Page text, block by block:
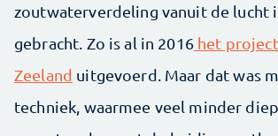
zoutwaterverdeling vanuit de lucht
gebracht. Zo is al in 2016het project
Zeeland uitgevoerd. Maar dat was
techniek, waarmee veel minder